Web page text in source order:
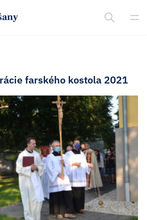
farského kostola 2021